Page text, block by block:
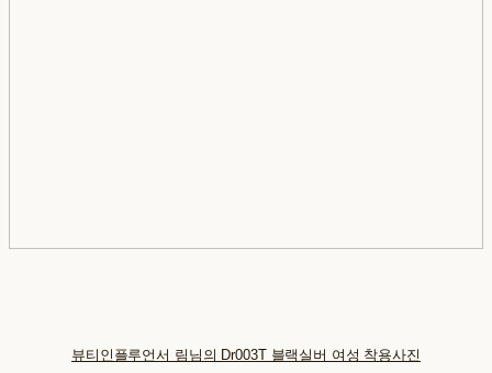
뷰티인플루언서 림님의 Dr003T 블랙실버 여성 착용사진